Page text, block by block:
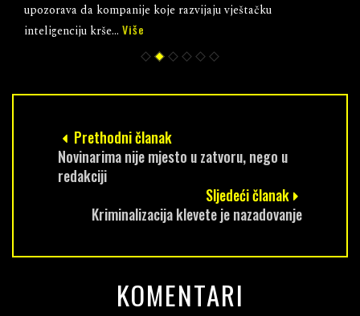
upozorava da kompanije koje razvijaju vještačku
inteligenciju krše... Više
Prethodni članak
Novinarima nije mjesto u zatvoru, nego u
redakciji
Sljedeći članak
Kriminalizacija klevete je nazadovanje
KOMENTARI